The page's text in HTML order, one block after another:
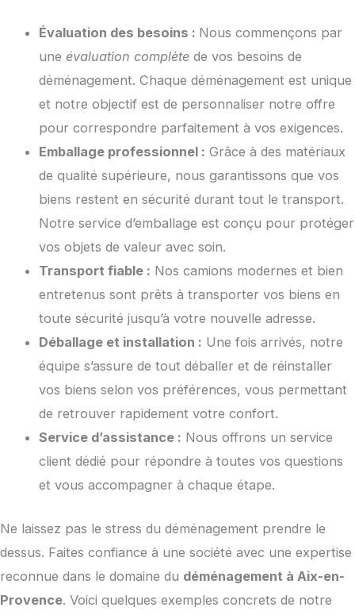
Évaluation des besoins : Nous commençons par
uneévaluation complète de vos besoins de
déménagement. Chaque déménagement est unique
et notre objectif est de personnaliser notre offre
pour correspondre parfaitement à vos exigences.
Emballage professionnel : Grâce à des matériaux
de qualité supérieure, nous garantissons que vos
biens restent en sécurité durant tout le transport.
Notre service d’emballage est conçu pour protéger
vos objets de valeur avec soin.
Transport fiable : Nos camions modernes et bien
entretenus sont prêts à transporter vos biens en
toute sécurité jusqu’à votre nouvelle adresse.
Déballage et installation : Une fois arrivés, notre
équipe s’assure de tout déballer et de réinstaller
vos biens selon vos préférences, vous permettant
de retrouver rapidement votre confort.
Service d’assistance : Nous offrons un service
client dédié pour répondre à toutes vos questions
et vous accompagner à chaque étape.
Ne laissez pas le stress du déménagement prendre le
dessus. Faites confiance à une société avec une expertise
reconnue dans le domaine du déménagement à Aix-en-
Provence. Voici quelques exemples concrets de notre